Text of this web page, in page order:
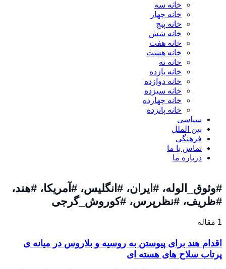
خانه سه
خانه چهار
خانه پنج
خانه شش
خانه هفت
خانه هشت
خانه نه
خانه یازده
خانه دوازده
خانه سیزده
خانه چهارده
خانه پانزده
سیاسی
بین الملل
فرهنگی
تماس با ما
درباره ما
#وثوق_الوله، #ایران، #انگلیس، #آمریکا، #هند،
#ظریف، #نظرپرس، #کوروش_گرجی
1 مقاله
اقدام هند برای پیوستن به روسیه و بلاروس در میانه ی
پرتاب سلاح های هسته ای